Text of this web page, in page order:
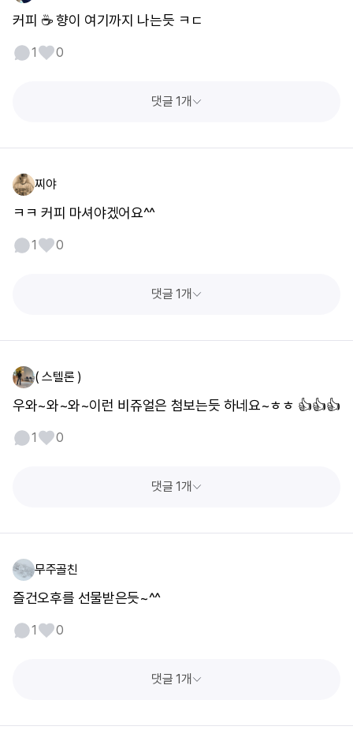
커피 ☕️ 향이 여기까지 나는듯 ㅋㄷ
1 0
댓글 1개
찌야
ㅋㅋ 커피 마셔야겠어요^^
1 0
댓글 1개
( 스텔론 )
우와~와~와~이런 비쥬얼은 첨보는듯 하네요~ㅎㅎ 👍👍👍
1 0
댓글 1개
무주골친
즐건오후를 선물받은듯~^^
1 0
댓글 1개